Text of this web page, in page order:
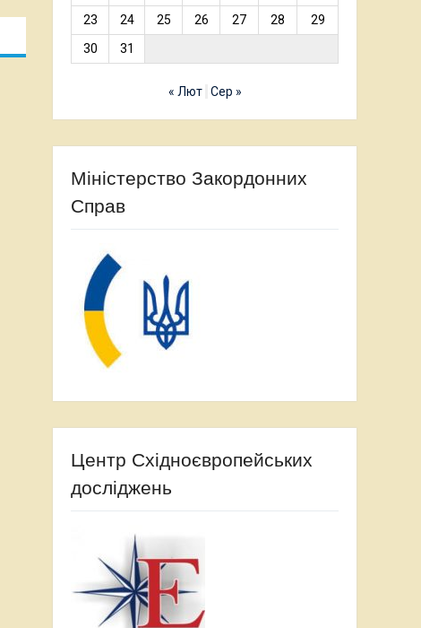
23
24 25 26 27 28
29
30
31
« Лют Сер »
Міністерство Закордонних
Справ
Центр Східноєвропейських
досліджень